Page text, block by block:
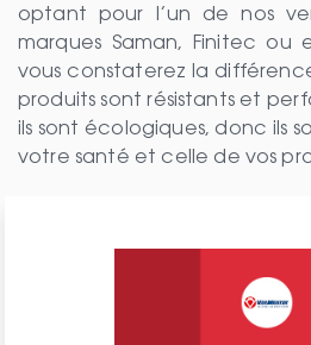
optant pour l’un de nos
marques Saman, Finitec ou
vous constaterez la
produits sont résistants et
ils sont écologiques, donc ils
votre santé et celle de vos